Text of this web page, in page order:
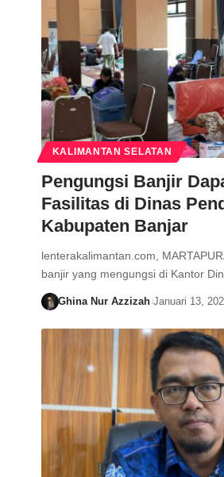
KALIMANTAN SELATAN
Pengungsi Banjir
Fasilitas di Dinas
Kabupaten Banjar
lenterakalimantan.com,
banjir yang mengungsi di Kantor
Ghina Nur Azzizah Januari 13,